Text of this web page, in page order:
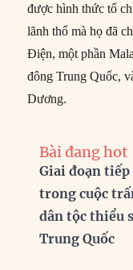
được hình thức tổ
lãnh thổ mà họ đã
Điện, một phần
đông Trung Quốc,
Dương.
Bài đang hot
Giai đoạn
trong cuộc
dân tộc thiểu
Trung Quốc